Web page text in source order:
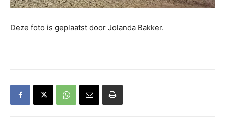
Deze foto is geplaatst door Jolanda Bakker.